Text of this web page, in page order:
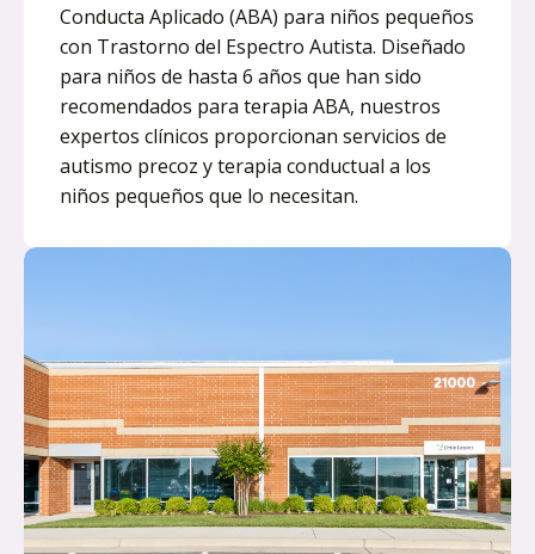
Conducta Aplicado (ABA) para niños pequeños
con Trastorno del Espectro Autista. Diseñado
para niños de hasta 6 años que han sido
recomendados para terapia ABA, nuestros
expertos clínicos proporcionan servicios de
autismo precoz y terapia conductual a los
niños pequeños que lo necesitan.